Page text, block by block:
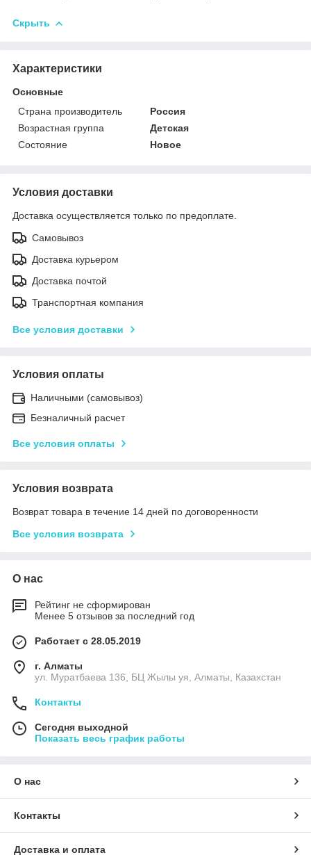
Скрыть
Характеристики
Основные
Страна производитель
Россия
Возрастная группа
Детская
Состояние
Новое
Условия доставки
Доставка осуществляется только по предоплате.
Самовывоз
Доставка курьером
Доставка почтой
Транспортная компания
Все условия доставки
Условия оплаты
Наличными (самовывоз)
Безналичный расчет
Все условия оплаты
Условия возврата
Возврат товара в течение 14 дней по договоренности
Все условия возврата
О нас
Рейтинг не сформирован
Менее 5 отзывов за последний год
Работает с 28.05.2019
г. Алматы
ул. Муратбаева 136, БЦ Жылы уя, Алматы, Казахстан
Контакты
Сегодня выходной
Показать весь график работы
О нас
Контакты
Доставка и оплата